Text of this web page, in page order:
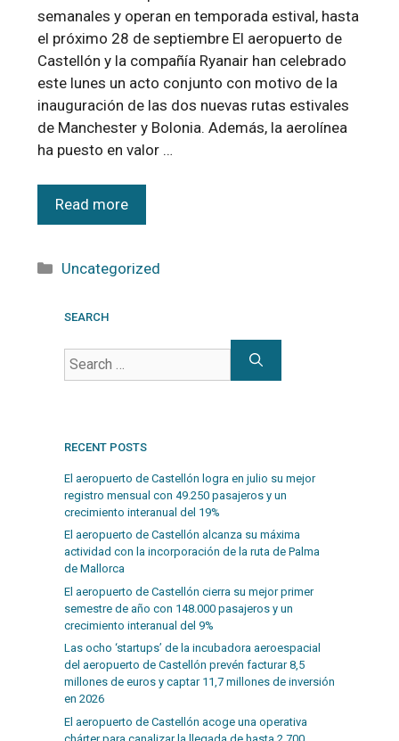
semanales y operan en temporada estival, hasta
el próximo 28 de septiembre El aeropuerto de
Castellón y la compañía Ryanair han celebrado
este lunes un acto conjunto con motivo de la
inauguración de las dos nuevas rutas estivales
de Manchester y Bolonia. Además, la aerolínea
ha puesto en valor …
Read more
Uncategorized
SEARCH
RECENT POSTS
El aeropuerto de Castellón logra en julio su mejor
registro mensual con 49.250 pasajeros y un
crecimiento interanual del 19%
El aeropuerto de Castellón alcanza su máxima
actividad con la incorporación de la ruta de Palma
de Mallorca
El aeropuerto de Castellón cierra su mejor primer
semestre de año con 148.000 pasajeros y un
crecimiento interanual del 9%
Las ocho ‘startups’ de la incubadora aeroespacial
del aeropuerto de Castellón prevén facturar 8,5
millones de euros y captar 11,7 millones de inversión
en 2026
El aeropuerto de Castellón acoge una operativa